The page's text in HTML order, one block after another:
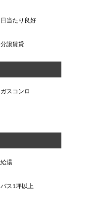
日当たり良好
分譲賃貸
ガスコンロ
給湯
バス1坪以上